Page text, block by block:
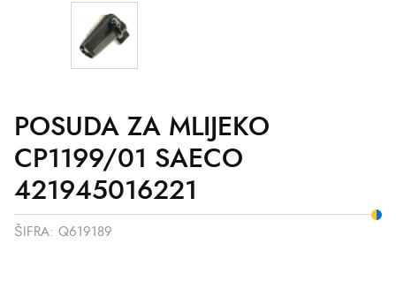
POSUDA ZA MLIJEKO
CP1199/01 SAECO
421945016221
ŠIFRA: Q619189